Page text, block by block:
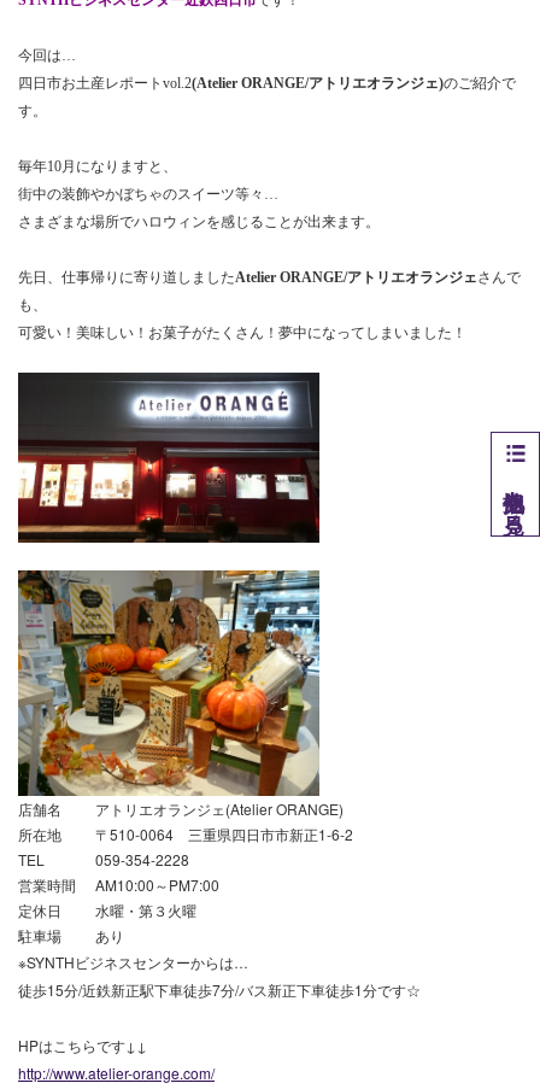
今回は…
四日市お土産レポートvol.2(Atelier ORANGE/アトリエオランジェ)のご紹介で
す。
毎年10月になりますと、
街中の装飾やかぼちゃのスイーツ等々…
さまざまな場所でハロウィンを感じることが出来ます。
先日、仕事帰りに寄り道しましたAtelier ORANGE/アトリエオランジェさんで
も、
可愛い！美味しい！お菓子がたくさん！夢中になってしまいました！
店舗名
アトリエオランジェ(Atelier ORANGE)
所在地
〒510-0064 三重県四日市市新正1-6-2
TEL
059-354-2228
営業時間
AM10:00～PM7:00
定休日
水曜・第３火曜
駐車場
あり
※SYNTHビジネスセンターからは…
徒歩15分/近鉄新正駅下車徒歩7分/バス新正下車徒歩1分です☆
HPはこちらです↓↓
http://www.atelier-orange.com/
他拠点を見る